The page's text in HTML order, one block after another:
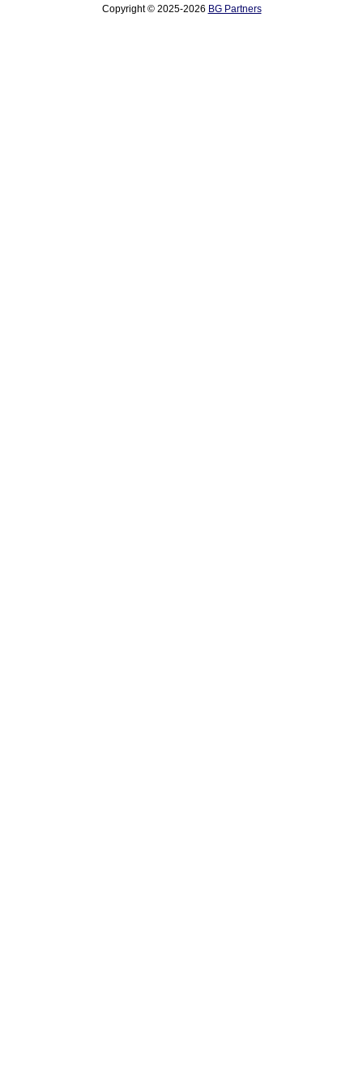
Copyright © 2025-2026 BG Partners